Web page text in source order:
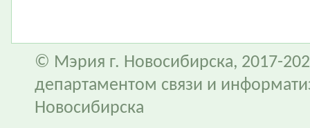
© Мэрия г. Новосибирска, 2017-
департаментом связи и
Новосибирска